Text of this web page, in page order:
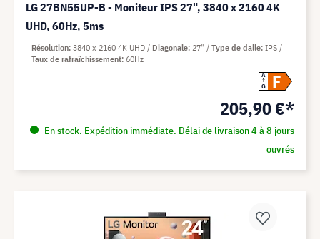
LG 27BN55UP-B - Moniteur IPS 27", 3840 x 2160 4K
UHD, 60Hz, 5ms
A
G
F
205,90 €*
En stock. Expédition immédiate. Délai de livraison 4 à 8 jours
ouvrés
Résolution 3840 x 2160 4K UHD Diagonale 27" Type de dalle IPS
Taux de rafraîchissement 60Hz